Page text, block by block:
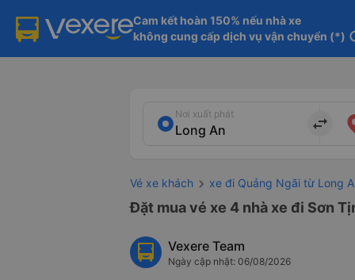
Cam kết hoàn 150% nếu nhà xe
không cung cấp dịch vụ vận chuyển (*)
Nơi xuất phát
import_export
Vé xe khách xe đi Quảng Ngãi từ Long
Đặt mua vé xe 4 nhà xe đi Sơn
Vexere Team
Ngày cập nhật: 06/08/2026